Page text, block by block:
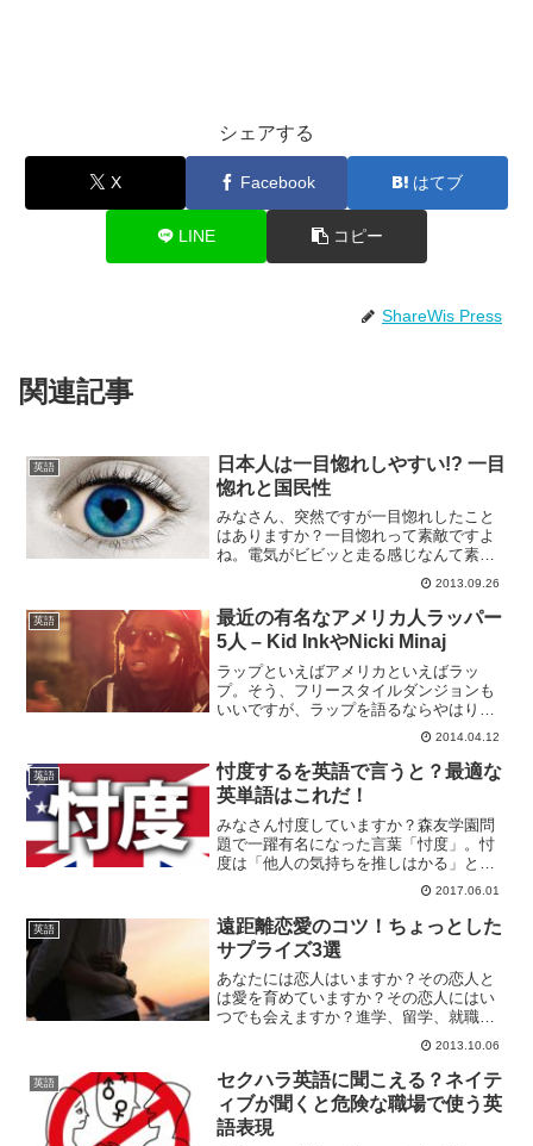
シェアする
X Facebook はてブ
LINE コピー
ShareWis Press
関連記事
英語
日本人は一目惚れしやすい!? 一目
惚れと国民性
みなさん、突然ですが一目惚れしたこと
はありますか？一目惚れって素敵ですよ
ね。電気がビビッと走る感じなんて素敵
すぎます！実はこの一目惚れ、国によっ
て「一目惚れしやすい度」が異なるそう
なんです！日本人男性は一目惚れしやす
い度、第3位！恋愛には億...
2013.09.26
英語
最近の有名なアメリカ人ラッパー
5人 – Kid InkやNicki Minaj
ラップといえばアメリカといえばラッ
プ。そう、フリースタイルダンジョンも
いいですが、ラップを語るならやはり本
場アメリカのラップに触れるべきす。
EminemやSnoop Doggなど、有名ラッパ
ーの名前くらいなら知ってるよ、という
方も多いのでは...
2014.04.12
英語
忖度するを英語で言うと？最適な
英単語はこれだ！
みなさん忖度していますか？森友学園問
題で一躍有名になった言葉「忖度」。忖
度は「他人の気持ちを推しはかる」とい
う意味ですが、非常に日本人らしい言葉
ですね。そのせいか、英語に翻訳すると
きに結構困る言葉だとも言われていま
す。今回はそんな「忖度」の...
2017.06.01
英語
遠距離恋愛のコツ！ちょっとした
サプライズ3選
あなたには恋人はいますか？その恋人と
は愛を育めていますか？その恋人にはい
つでも会えますか？進学、留学、就職、
転勤、転職・・・。理由は色々あります
が、なかなか恋人と会うことが出来ずに
寂しい思いをしている人もいるでしょ
う。なかなか会うことが出来...
2013.10.06
英語
セクハラ英語に聞こえる？ネイテ
ィブが聞くと危険な職場で使う英
語表現